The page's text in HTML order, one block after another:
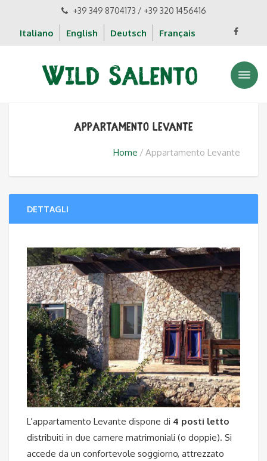
+39 349 8704173 / +39 320 1456416
Italiano English Deutsch Français
Appartamento Levante
Home Appartamento Levante
DETTAGLI
L’appartamento Levante dispone di 4 posti letto
distribuiti in due camere matrimoniali (o doppie). Si
accede da un confortevole soggiorno, attrezzato